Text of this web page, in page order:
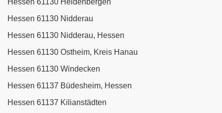
Hessen 61130 Heldenbergen
Hessen 61130 Nidderau
Hessen 61130 Nidderau, Hessen
Hessen 61130 Ostheim, Kreis Hanau
Hessen 61130 Windecken
Hessen 61137 Büdesheim, Hessen
Hessen 61137 Kilianstädten